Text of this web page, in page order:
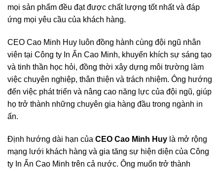
mọi sản phẩm đều đạt được chất lượng tốt nhất và đáp
ứng mọi yêu cầu của khách hàng.
CEO Cao Minh Huy luôn đồng hành cùng đội ngũ nhân
viên tại Công ty In Ấn Cao Minh, khuyến khích sự sáng tạo
và tinh thần học hỏi, đồng thời xây dựng môi trường làm
việc chuyên nghiệp, thân thiện và trách nhiệm. Ông hướng
đến việc phát triển và nâng cao năng lực của đội ngũ, giúp
họ trở thành những chuyên gia hàng đầu trong ngành in
ấn.
Định hướng dài hạn của CEO Cao Minh Huy là mở rộng
mạng lưới khách hàng và gia tăng sự hiện diện của Công
ty In Ấn Cao Minh trên cả nước. Ông muốn trở thành